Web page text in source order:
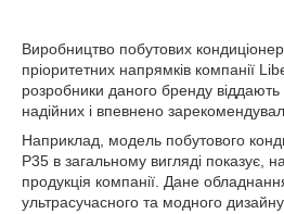
Виробництво побутових
пріоритетних напрямків компанії
розробники даного бренду
надійних і впевнено
Наприклад, модель побутового
P35 в загальному вигляді показує,
продукція компанії. Дане
ультрасучасного та модного